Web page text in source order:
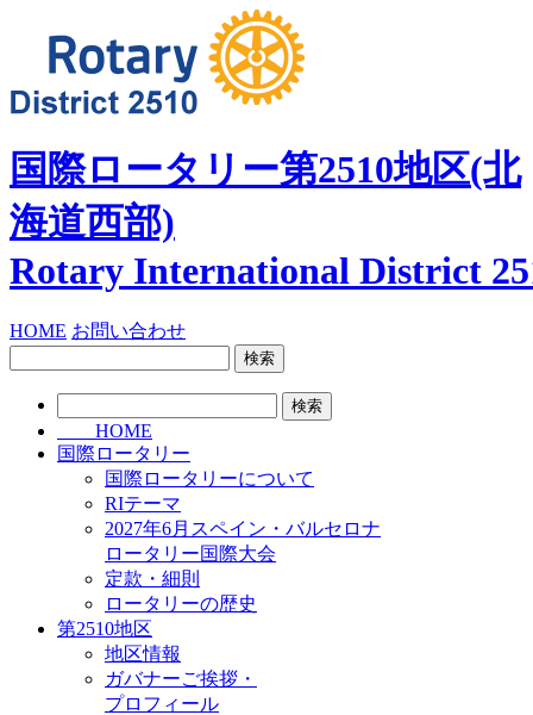
国際ロータリー第2510地区(北
海道西部)
Rotary International District
HOME お問い合わせ
HOME
国際ロータリー
国際ロータリーについて
RIテーマ
2027年6月スペイン・バルセロナ
ロータリー国際大会
定款・細則
ロータリーの歴史
第2510地区
地区情報
ガバナーご挨拶・
プロフィール